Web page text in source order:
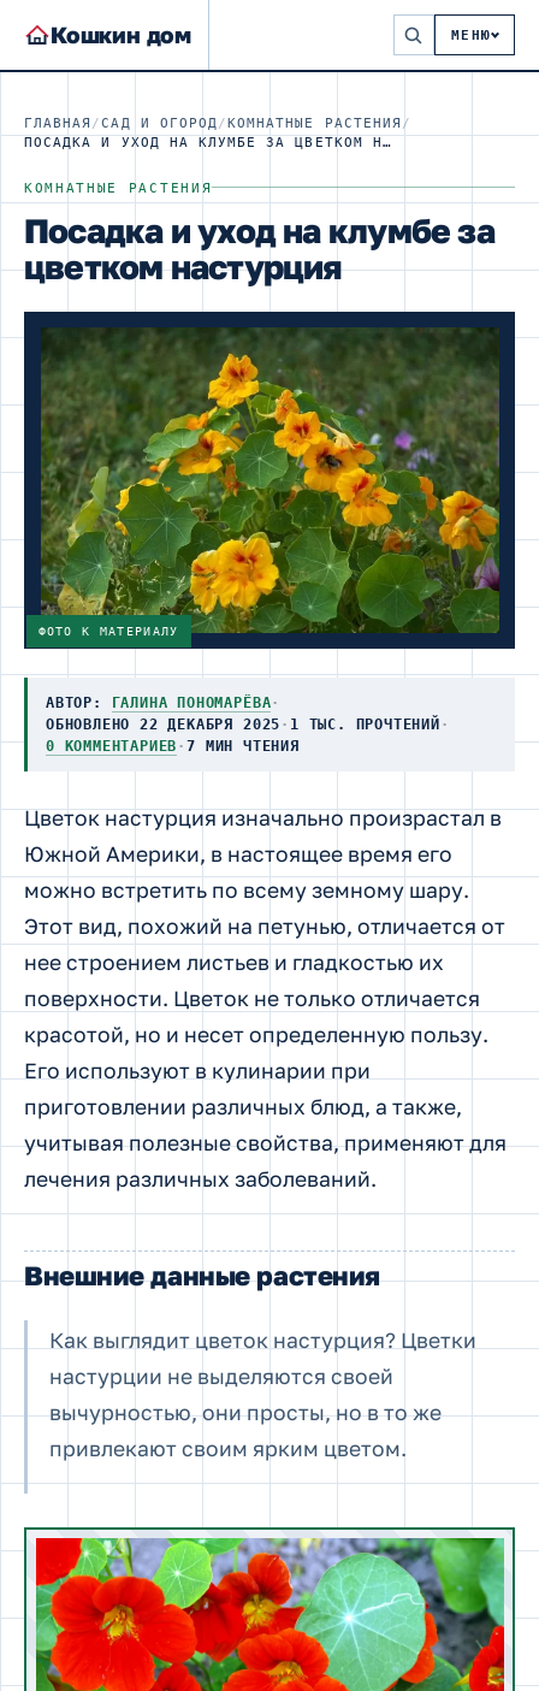
Кошкин дом МЕНЮ
ГЛАВНАЯ /САД И ОГОРОД /КОМНАТНЫЕ РАСТЕНИЯ /
ПОСАДКА И УХОД НА КЛУМБЕ ЗА ЦВЕТКОМ НАСТУРЦИЯ
КОМНАТНЫЕ РАСТЕНИЯ
Посадка и уход на клумбе за
цветком настурция
ФОТО К МАТЕРИАЛУ
АВТОР: ГАЛИНА ПОНОМАРЁВА·
ОБНОВЛЕНО 22 ДЕКАБРЯ 2025 · 1 ТЫС. ПРОЧТЕНИЙ ·
0 КОММЕНТАРИЕВ ·7 МИН ЧТЕНИЯ
Цветок настурция изначально произрастал в
Южной Америки, в настоящее время его
можно встретить по всему земному шару.
Этот вид, похожий на петунью, отличается от
нее строением листьев и гладкостью их
поверхности. Цветок не только отличается
красотой, но и несет определенную пользу.
Его используют в кулинарии при
приготовлении различных блюд, а также,
учитывая полезные свойства, применяют для
лечения различных заболеваний.
Внешние данные растения
Как выглядит цветок настурция? Цветки
настурции не выделяются своей
вычурностью, они просты, но в то же
привлекают своим ярким цветом.